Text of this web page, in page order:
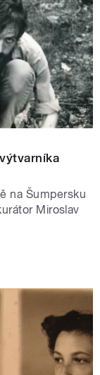
na Šumpersku
Miroslav